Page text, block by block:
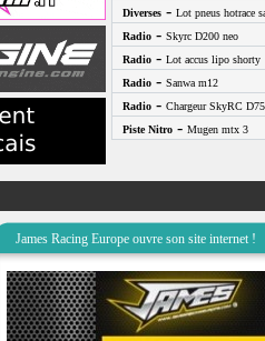
Diverses - Lot pneus hotrace
Radio - Skyrc D200 neo
Radio - Lot accus lipo shorty
Radio - Sanwa m12
Radio - Chargeur SkyRC
Piste Nitro - Mugen mtx 3
James Racing Europe ouvre son site internet !